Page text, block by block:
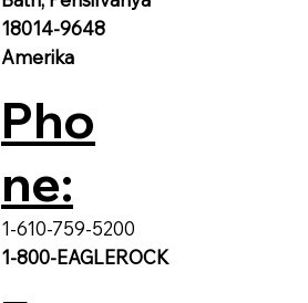
18014-9648
Amerika
Pho
ne:
1-610-759-5200
1-800-EAGLEROCK